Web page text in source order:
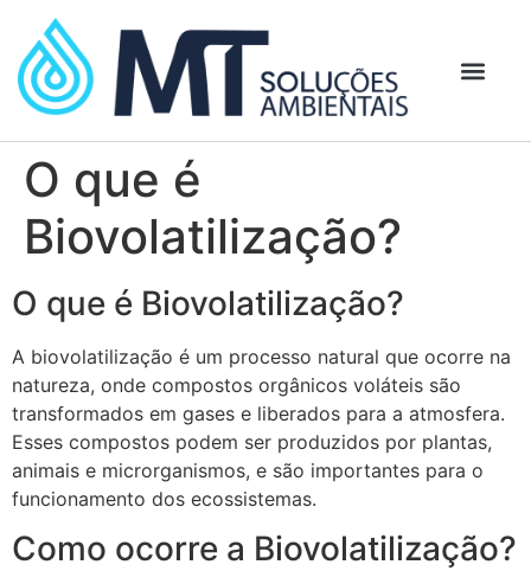
O que é
Biovolatilização?
O que é Biovolatilização?
A biovolatilização é um processo natural que ocorre na
natureza, onde compostos orgânicos voláteis são
transformados em gases e liberados para a atmosfera.
Esses compostos podem ser produzidos por plantas,
animais e microrganismos, e são importantes para o
funcionamento dos ecossistemas.
Como ocorre a Biovolatilização?